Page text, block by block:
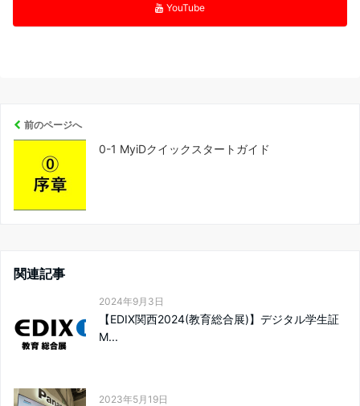
YouTube
前のページへ
0-1 MyiDクイックスタートガイド
関連記事
2024年9月3日
【EDIX関西2024(教育総合展)】デジタル学生証
M...
2023年5月19日